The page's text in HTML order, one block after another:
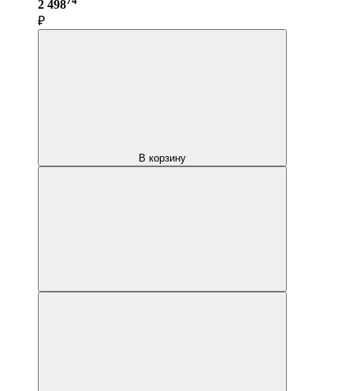
2 498
₽
В корзину